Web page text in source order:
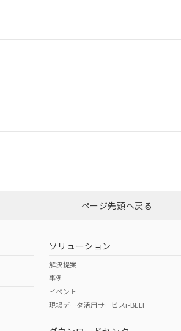
ダウンロードはこちら
（日本
（アメリカ
ページ先頭へ戻る
ソリューション
解決提案
事例
イベント
現場データ活用サービスi-BELT